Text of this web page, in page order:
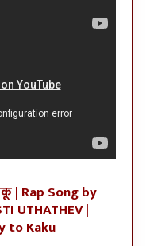
| Rap Song by
UTHATHEV |
to Kaku